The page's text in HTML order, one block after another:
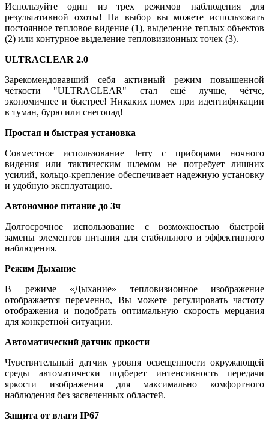
Используйте один из трех режимов наблюдения для
результативной охоты! На выбор вы можете использовать
постоянное тепловое видение (1), выделение теплых объектов
(2) или контурное выделение тепловизионных точек (3).
ULTRACLEAR 2.0
Зарекомендовавший себя активный режим повышенной
чёткости "ULTRACLEAR" стал ещё лучше, чётче,
экономичнее и быстрее! Никаких помех при идентификации
в туман, бурю или снегопад!
Простая и быстрая установка
Совместное использование Jerry с приборами ночного
видения или тактическим шлемом не потребует лишних
усилий, кольцо-крепление обеспечивает надежную установку
и удобную эксплуатацию.
Автономное питание до 3ч
Долгосрочное использование с возможностью быстрой
замены элементов питания для стабильного и эффективного
наблюдения.
Режим Дыхание
В режиме «Дыхание» тепловизионное изображение
отображается переменно, Вы можете регулировать частоту
отображения и подобрать оптимальную скорость мерцания
для конкретной ситуации.
Автоматический датчик яркости
Чувствительный датчик уровня освещенности окружающей
среды автоматически подберет интенсивность передачи
яркости изображения для максимально комфортного
наблюдения без засвеченных областей.
Защита от влаги IP67